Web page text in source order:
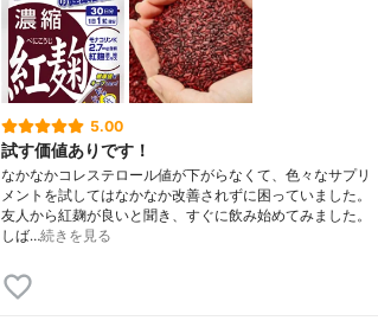
5.00
試す価値ありです！
なかなかコレステロール値が下がらなくて、色々なサプリ
メントを試してはなかなか改善されずに困っていました。
友人から紅麹が良いと聞き、すぐに飲み始めてみました。
しば…続きを見る